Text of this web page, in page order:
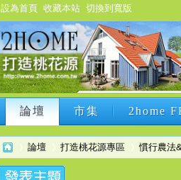
設為首頁 收藏本站 切換到寬版
論壇 市集 2home
論壇 市集 2home
論壇 打造桃花源專區 慣行農法